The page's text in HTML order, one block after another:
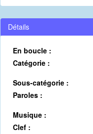
Détails
En boucle :
Catégorie :
Sous-catégorie :
Paroles :
Musique :
Clef :